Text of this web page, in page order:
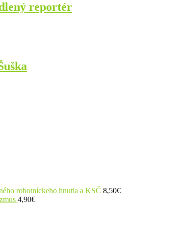
reportér
robotníckeho hnutia a KSČ 8,50€
4,90€